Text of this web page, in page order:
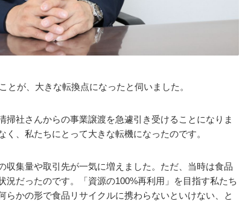
とが、大きな転換点になったと伺いました。
掃社さんからの事業譲渡を急遽引き受けることになりま
、私たちにとって大きな転機になったのです。
収集量や取引先が一気に増えました。ただ、当時は食品
況だったのです。「資源の100%再利用」を目指す私たち
らかの形で食品リサイクルに携わらないといけない、と